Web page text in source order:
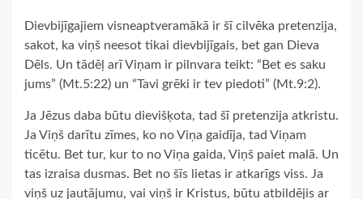
Dievbijīgajiem visneaptveramākā ir šī cilvēka pretenzija,
sakot, ka viņš neesot tikai dievbijīgais, bet gan Dieva
Dēls. Un tādēļ arī Viņam ir pilnvara teikt: “Bet es saku
jums” (Mt.5:22) un “Tavi grēki ir tev piedoti” (Mt.9:2).
Ja Jēzus daba būtu dievišķota, tad šī pretenzija atkristu.
Ja Viņš darītu zīmes, ko no Viņa gaidīja, tad Viņam
ticētu. Bet tur, kur to no Viņa gaida, Viņš paiet malā. Un
tas izraisa dusmas. Bet no šīs lietas ir atkarīgs viss. Ja
viņš uz jautājumu, vai viņš ir Kristus, būtu atbildējis ar